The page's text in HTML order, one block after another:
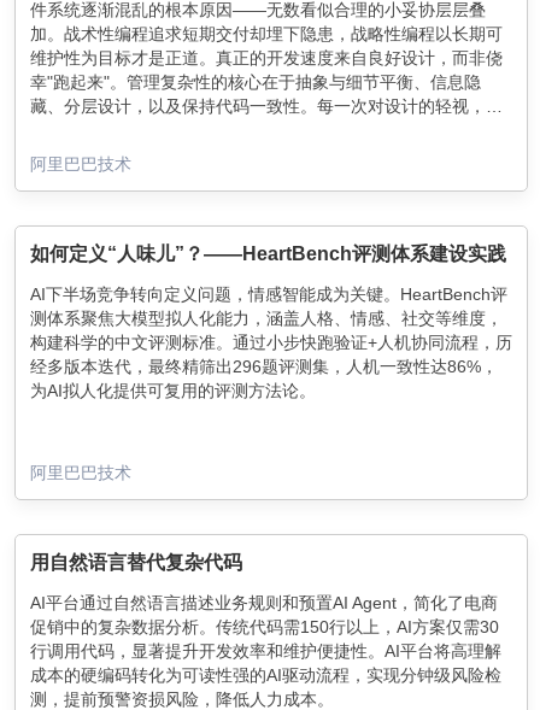
件系统逐渐混乱的根本原因——无数看似合理的小妥协层层叠
加。战术性编程追求短期交付却埋下隐患，战略性编程以长期可
维护性为目标才是正道。真正的开发速度来自良好设计，而非侥
幸"跑起来"。管理复杂性的核心在于抽象与细节平衡、信息隐
藏、分层设计，以及保持代码一致性。每一次对设计的轻视，都
阿里巴巴技术
如何定义“人味儿”？——HeartBench评测体系建设实践
AI下半场竞争转向定义问题，情感智能成为关键。HeartBench评
测体系聚焦大模型拟人化能力，涵盖人格、情感、社交等维度，
构建科学的中文评测标准。通过小步快跑验证+人机协同流程，历
经多版本迭代，最终精筛出296题评测集，人机一致性达86%，
为AI拟人化提供可复用的评测方法论。
阿里巴巴技术
用自然语言替代复杂代码
AI平台通过自然语言描述业务规则和预置AI Agent，简化了电商
促销中的复杂数据分析。传统代码需150行以上，AI方案仅需30
行调用代码，显著提升开发效率和维护便捷性。AI平台将高理解
成本的硬编码转化为可读性强的AI驱动流程，实现分钟级风险检
测，提前预警资损风险，降低人力成本。